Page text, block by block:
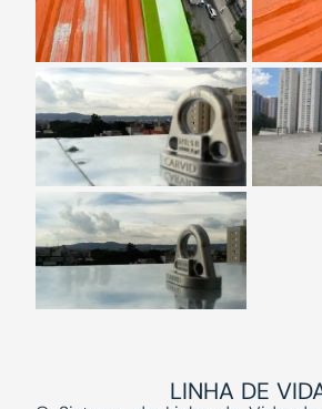
LINHA DE